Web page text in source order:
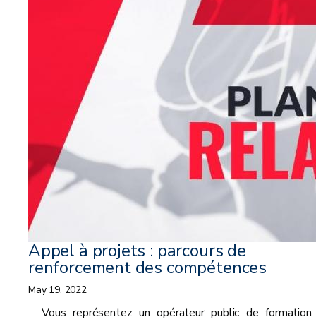
Appel à projets : parcours de
renforcement des compétences
May 19, 2022
Vous représentez un opérateur public de formation